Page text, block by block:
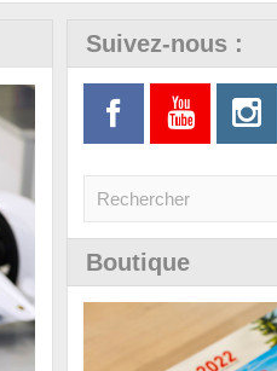
Suivez-nous :
Boutique